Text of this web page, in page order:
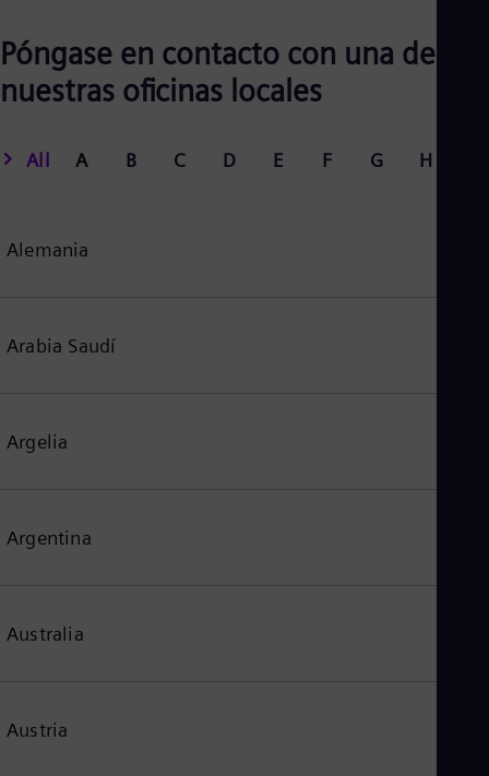
Póngase en contacto con una de
nuestras oficinas locales
All A B C D E F G H
Alemania
Arabia Saudí
Argelia
Argentina
Australia
Austria